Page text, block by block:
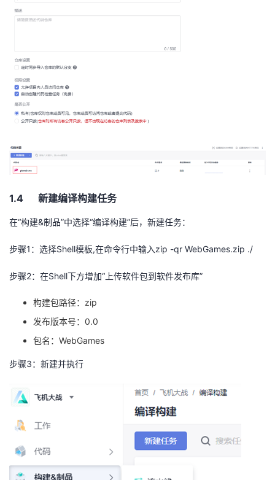
1.4 新建编译构建任务
在“构建&制品”中选择“编译构建”后，新建任务：
步骤1 ：选择Shell模板,在命令行中输入zip -qr WebGames.zip ./
步骤2：在Shell下方增加“上传软件包到软件发布库”
构建包路径： zip
发布版本号： 0.0
包名： WebGames
步骤3：新建并执行